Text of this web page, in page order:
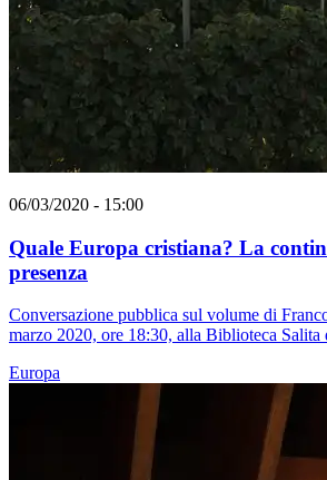
06/03/2020 - 15:00
Quale Europa cristiana? La
presenza
Conversazione pubblica sul volume di
marzo 2020, ore 18:30, alla Biblioteca Salita
Europa